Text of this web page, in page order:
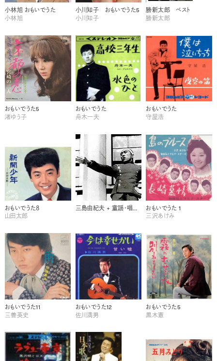
小林旭 おもいでうた
小林旭
小川知子 おもいでうた5
小川知子
勝新太郎 ベスト
勝新太郎
おもいでうた5
渚ゆう子
おもいでうた
舟木一夫
おもいでうた
守屋浩
おもいでうた８
山田太郎
三島由紀夫 + 童謡・唱歌集
おもいでうた 1
三沢あけみ
おもいでうた11
三善英史
おもいでうた12
佐川満男
おもいでうた5
黒木憲